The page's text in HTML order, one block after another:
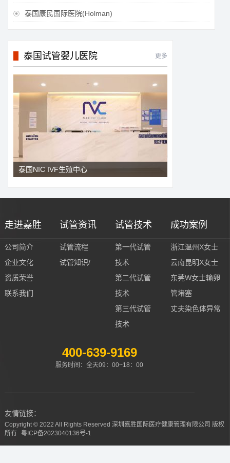
 泰国康民国际医院(Holman)
泰国试管婴儿医院 更多
泰国NIC IVF生殖中心
走进嘉胜
公司简介
企业文化
资质荣誉
联系我们
试管资讯
试管流程
试管知识/
试管技术
第一代试管
技术
第二代试管
技术
第三代试管
技术
成功案例
浙江温州X女士
云南昆明X女士
东莞W女士输卵
管堵塞
丈夫染色体异常
400-639-9169
服务时间：全天09：00~18：00
友情链接：
Copyright © 2022 All Rights Reserved 深圳嘉胜国际医疗健康管理有限公司 版权
所有 粤ICP备2023040136号-1